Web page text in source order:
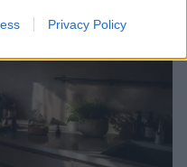
Privacy Policy